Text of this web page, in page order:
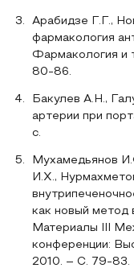
Арабидзе Г.Г.,
фармакология
Фармакология и
80-86.
Бакулев А.Н.,
артерии при
с.
Мухамедьянов
И.Х.,
как новый метод
Материалы III
конференции:
2010. – С. 79-83.